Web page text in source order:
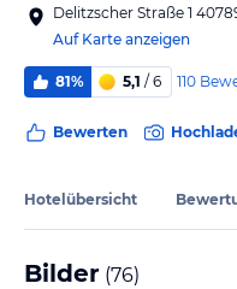
Delitzscher Straße 1
Auf Karte anzeigen
81% 5,1 / 6 110
Bewerten
Hotelübersicht
Bilder (76)